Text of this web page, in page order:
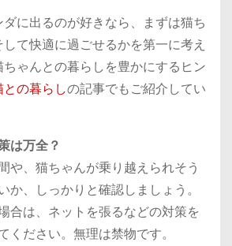
に出るのが好きなら、まずは猫ち
て快適に過ごせるかを第一に考え
ゃんとの暮らしを豊かにするヒン
との暮らしの記事でもご紹介してい
は万全？
や、猫ちゃんが乗り越えられそう
か、しっかりと確認しましょう。
合は、ネットを張るなどの対策を
ください。無理は禁物です。